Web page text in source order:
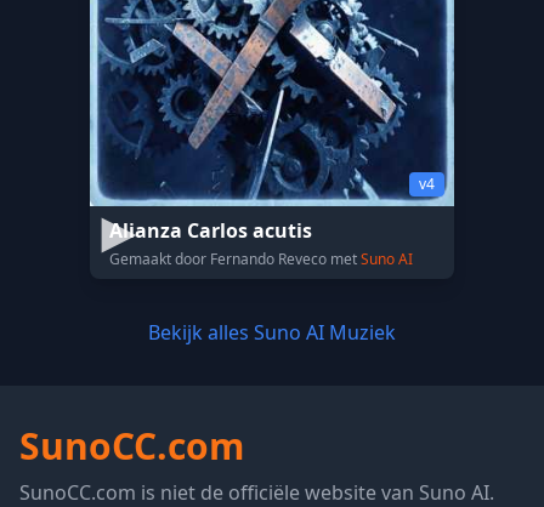
v4
Alianza Carlos acutis
Gemaakt door Fernando Reveco metSuno AI
Bekijk alles Suno AI Muziek
SunoCC.com
SunoCC.com is niet de officiële website van Suno AI.